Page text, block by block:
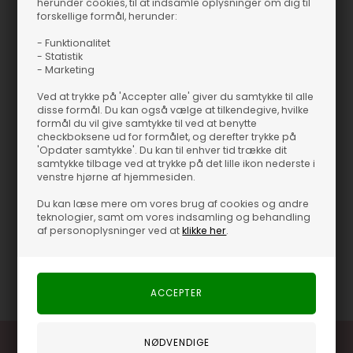
herunder cookies, til at indsamle oplysninger om dig til
forskellige formål, herunder:
- Funktionalitet
- Statistik
- Marketing
Ved at trykke på 'Accepter alle' giver du samtykke til alle
disse formål. Du kan også vælge at tilkendegive, hvilke
formål du vil give samtykke til ved at benytte
checkboksene ud for formålet, og derefter trykke på
'Opdater samtykke'. Du kan til enhver tid trække dit
samtykke tilbage ved at trykke på det lille ikon nederste i
venstre hjørne af hjemmesiden.
Du kan læse mere om vores brug af cookies og andre
teknologier, samt om vores indsamling og behandling
af personoplysninger ved atklikke her.
Se mere
BRANDS NAILBERRY
Du er499,00 DKK fra fri fragt 499 DKK
Varenummer
46293-251-MISTRAL BREEZE-OLD